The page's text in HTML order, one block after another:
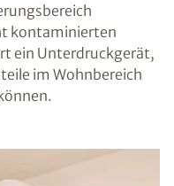
kontaminierten
ein Unterdruckgerät,
im Wohnbereich